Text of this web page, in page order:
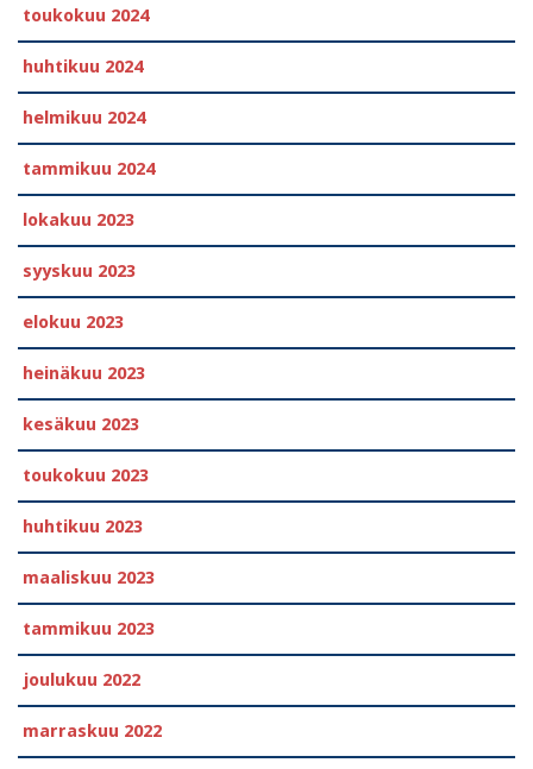
toukokuu 2024
huhtikuu 2024
helmikuu 2024
tammikuu 2024
lokakuu 2023
syyskuu 2023
elokuu 2023
heinäkuu 2023
kesäkuu 2023
toukokuu 2023
huhtikuu 2023
maaliskuu 2023
tammikuu 2023
joulukuu 2022
marraskuu 2022